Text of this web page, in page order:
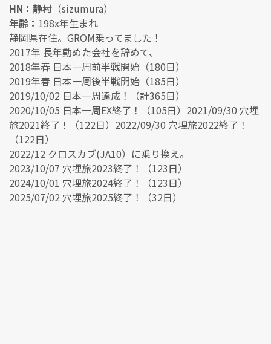
HN：静村 （sizumura）
年齢： 198x年生まれ
静岡県在住。GROM乗ってました！
2017年 長年勤めた会社を辞めて、
2018年春 日本一周前半戦開始（180日）
2019年春 日本一周後半戦開始（185日）
2019/10/02 日本一周達成！（計365日）
2020/10/05 日本一周EX終了！（105日）2021/09/30 穴埋
旅2021終了！（122日）2022/09/30 穴埋旅2022終了！
（122日）
2022/12 クロスカブ(JA10）に乗り換え。
2023/10/07 穴埋旅2023終了！（123日）
2024/10/01 穴埋旅2024終了！（123日）
2025/07/02 穴埋旅2025終了！（32日）